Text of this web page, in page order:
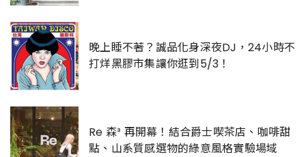
晚上睡不著？誠品化身深夜DJ，24小時不
打烊黑膠市集讓你逛到5/3！
Re 森³ 再開幕！結合爵士喫茶店、咖啡甜
點、山系質感選物的綠意風格實驗場域